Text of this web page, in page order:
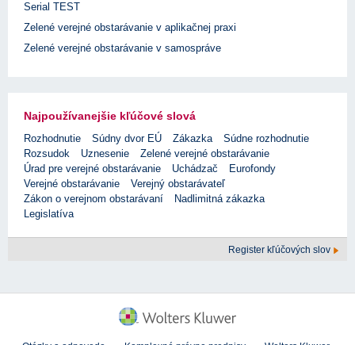
Serial TEST
Zelené verejné obstarávanie v aplikačnej praxi
Zelené verejné obstarávanie v samospráve
Najpoužívanejšie kľúčové slová
Rozhodnutie Súdny dvor EÚ Zákazka
Súdne rozhodnutie
Rozsudok
Uznesenie
Zelené verejné obstarávanie
Úrad pre verejné obstarávanie
Uchádzač
Eurofondy
Verejné obstarávanie
Verejný obstarávateľ
Zákon o verejnom obstarávaní
Nadlimitná zákazka
Legislatíva
Register kľúčových slov